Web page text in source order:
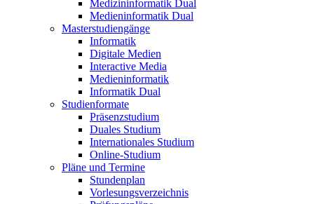
Medizininformatik Dual
Medieninformatik Dual
Masterstudiengänge
Informatik
Digitale Medien
Interactive Media
Medieninformatik
Informatik Dual
Studienformate
Präsenzstudium
Duales Studium
Internationales Studium
Online-Studium
Pläne und Termine
Stundenplan
Vorlesungsverzeichnis